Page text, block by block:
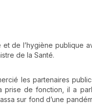
de l’hygiène publique
de la Santé.
les partenaires
prise de fonction, il a
sur fond d’une